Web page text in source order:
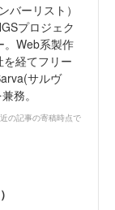
バーリスト）
プロジェク
。Web系製作
経てフリー
サルヴ
務。
の記事の寄稿時点で